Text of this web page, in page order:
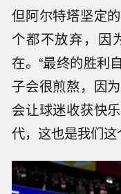
但阿尔特塔坚定
个都不放弃，因
在。“最终的胜利
子会很煎熬，因
会让球迷收获快
代，这也是我们